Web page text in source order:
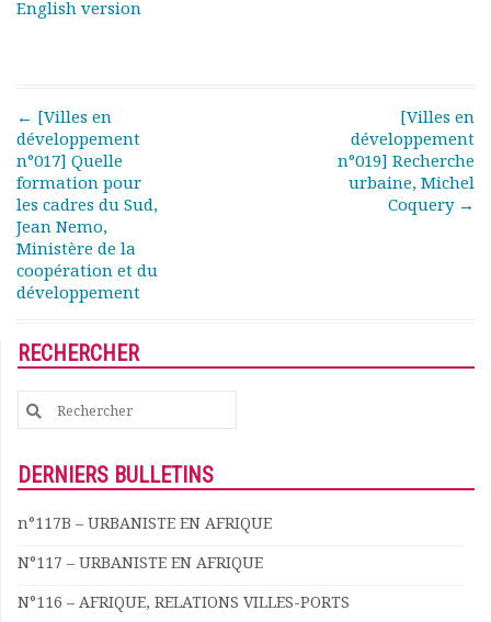
Evénements
Annuaire
Offres d’emploi
Forum
Actualités
Nous contacter
English version
Post navigation
← [Villes en
développement
n°017] Quelle
formation pour
les cadres du Sud,
Jean Nemo,
Ministère de la
coopération et du
développement
[Villes en
développement
n°019] Recherche
urbaine, Michel
Coquery →
RECHERCHER
Search
for:
DERNIERS BULLETINS
n°117B – URBANISTE EN AFRIQUE
N°117 – URBANISTE EN AFRIQUE
N°116 – AFRIQUE, RELATIONS VILLES-PORTS